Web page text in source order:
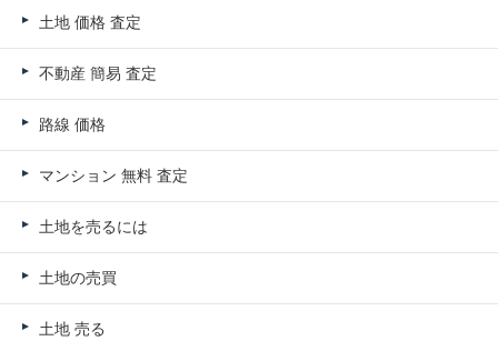
土地 価格 査定
不動産 簡易 査定
路線 価格
マンション 無料 査定
土地を売るには
土地の売買
土地 売る